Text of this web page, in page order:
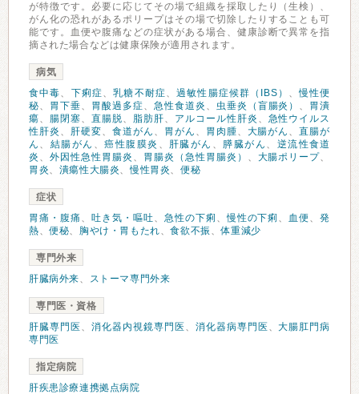
が特徴です。必要に応じてその場で組織を採取したり（生検）、
がん化の恐れがあるポリープはその場で切除したりすることも可
能です。血便や腹痛などの症状がある場合、健康診断で異常を指
摘された場合などは健康保険が適用されます。
病気
食中毒、 下痢症、乳糖不耐症、過敏性腸症候群（IBS） 、慢性便
秘、 胃下垂、 胃酸過多症、 急性食道炎 、 虫垂炎（盲腸炎） 、 胃潰
瘍、 腸閉塞、 直腸脱、 脂肪肝、 アルコール性肝炎 、 急性ウイルス
性肝炎 、 肝硬変、 食道がん 、 胃がん 、 胃肉腫、 大腸がん 、直腸が
ん 、 結腸がん 、癌性腹膜炎 、 肝臓がん 、 膵臓がん 、 逆流性食道
炎 、 外因性急性胃腸炎 、 胃腸炎（急性胃腸炎） 、 大腸ポリープ、
胃炎、 潰瘍性大腸炎、慢性胃炎、便秘
症状
胃痛・腹痛 、 吐き気・嘔吐、 急性の下痢 、慢性の下痢 、 血便、発
熱、便秘、 胸やけ・胃もたれ、食欲不振 、体重減少
専門外来
肝臓病外来、 ストーマ専門外来
専門医・資格
肝臓専門医 、 消化器内視鏡専門医 、 消化器病専門医 、大腸肛門病
専門医
指定病院
肝疾患診療連携拠点病院